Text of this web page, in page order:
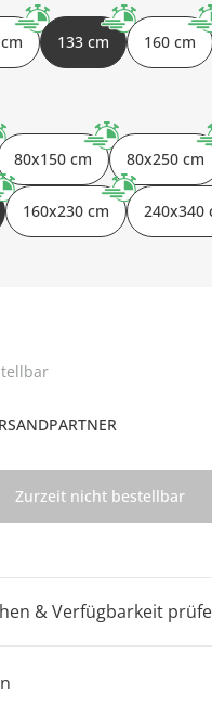
133 cm 160 cm
80x150 cm 80x250 cm
160x230 cm 240x340
Zurzeit nicht bestellbar
& Verfügbarkeit